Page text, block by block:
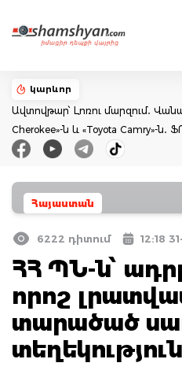
կարևոր
Ավտովթար՝ Լոռու մարզում․
Cherokee»-ն և «Toyota
Հայաստան
6222 դիտում 12:18
ՀՀ ՊՆ-ն՝
որոշ
տարածած